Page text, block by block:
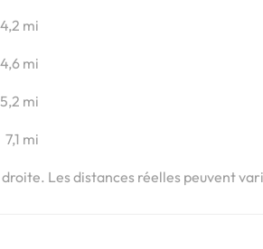
4,2 mi
4,6 mi
5,2 mi
7,1 mi
Les distances réelles peuvent